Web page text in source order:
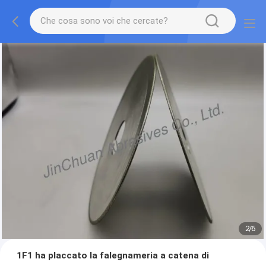
2/6
1F1 ha placcato la falegnameria a catena di